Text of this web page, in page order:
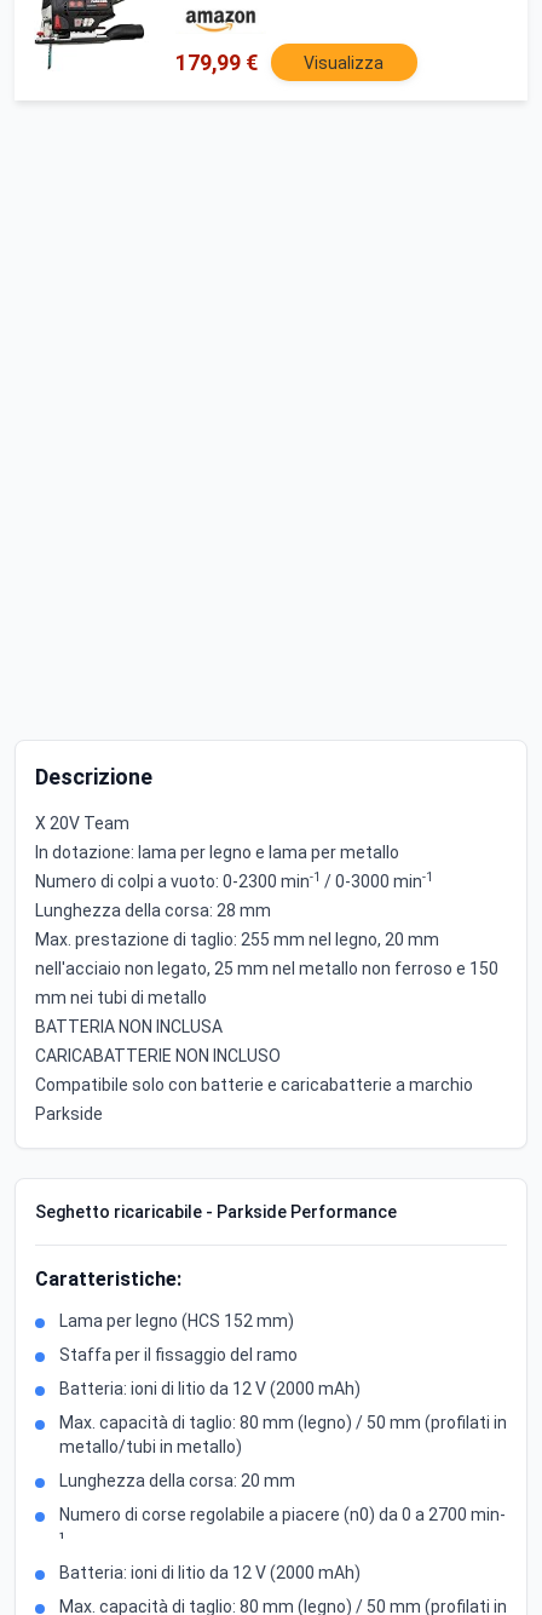
HEADNMORE® (batteria da 1 x 4 Ah)
179,99 € Visualizza
Descrizione
X 20V Team
In dotazione: lama per legno e lama per metallo
Numero di colpi a vuoto: 0-2300 min-1 / 0-3000 min-1
Lunghezza della corsa: 28 mm
Max. prestazione di taglio: 255 mm nel legno, 20 mm
nell'acciaio non legato, 25 mm nel metallo non ferroso e 150
mm nei tubi di metallo
BATTERIA NON INCLUSA
CARICABATTERIE NON INCLUSO
Compatibile solo con batterie e caricabatterie a marchio
Parkside
Seghetto ricaricabile - Parkside Performance
Caratteristiche:
Lama per legno (HCS 152 mm)
Staffa per il fissaggio del ramo
Batteria: ioni di litio da 12 V (2000 mAh)
Max. capacità di taglio: 80 mm (legno) / 50 mm (profilati in
metallo/tubi in metallo)
Lunghezza della corsa: 20 mm
Numero di corse regolabile a piacere (n0) da 0 a 2700 min-
¹
Batteria: ioni di litio da 12 V (2000 mAh)
Max. capacità di taglio: 80 mm (legno) / 50 mm (profilati in